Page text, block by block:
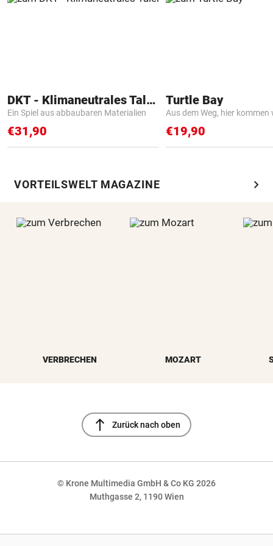
DKT - Klimaneutrales Talent
Ein Spiel aus abbaubaren Materialien
€31,90
Turtle Bay
Aus dem Weg, hier kommen
€19,90
VORTEILSWELT MAGAZINE chevron_right
VERBRECHEN MOZART
north Zurück nach oben
© Krone Multimedia GmbH & Co KG 2026
Muthgasse 2, 1190 Wien
NaN%